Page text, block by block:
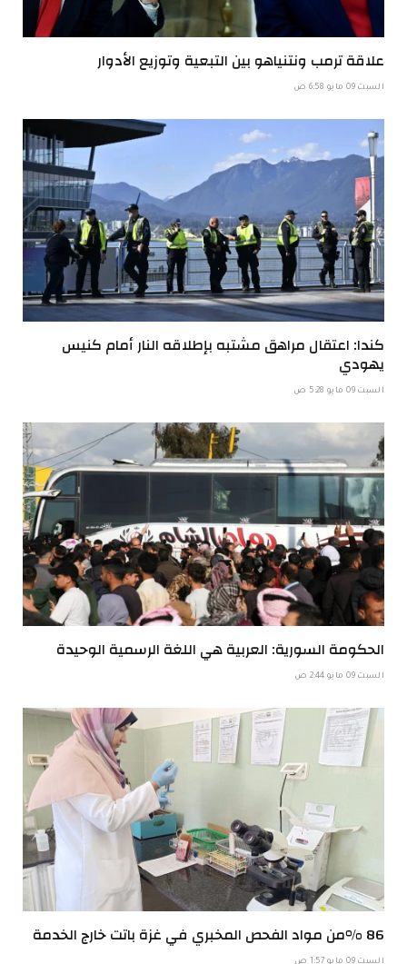
علاقة ترمب ونتنياهو بين التبعية وتوزيع الأدوار
السبت 09 مايو 6:58 ص
كندا: اعتقال مراهق مشتبه بإطلاقه النار أمام كنيس
يهودي
السبت 09 مايو 5:28 ص
الحكومة السورية: العربية هي اللغة الرسمية الوحيدة
السبت 09 مايو 2:44 ص
86 %من مواد الفحص المخبري في غزة باتت خارج الخدمة